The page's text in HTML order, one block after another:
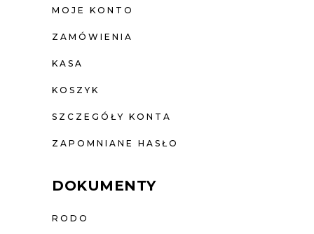
MOJE KONTO
ZAMÓWIENIA
KASA
KOSZYK
SZCZEGÓŁY KONTA
ZAPOMNIANE HASŁO
DOKUMENTY
RODO